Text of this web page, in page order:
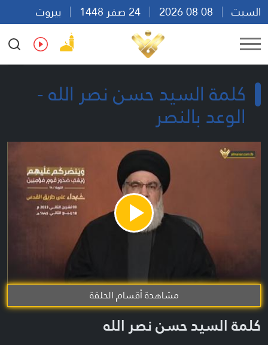
السبت
بيروت
00:47
Ar En Fr Es
كلمة السيد حسن نصر الله -
الوعد بالنصر
Play
Video
مشاهدة أقسام الحلقة
كلمة السيد حسن نصر الله